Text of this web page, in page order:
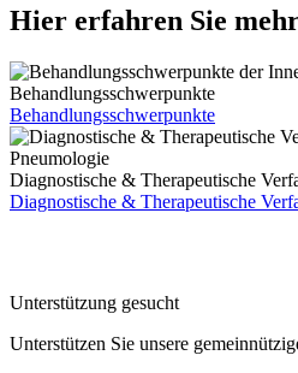
Hier erfahren Sie
Behandlungsschwerpunkte
Behandlungsschwerpunkte
Diagnostische & Therapeutische
Diagnostische & Therapeutische
Unterstützung gesucht
Unterstützen Sie unsere